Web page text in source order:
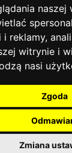
naszej
i reklamy,
witrynie i
nasi
Zgoda
Zmiana
26